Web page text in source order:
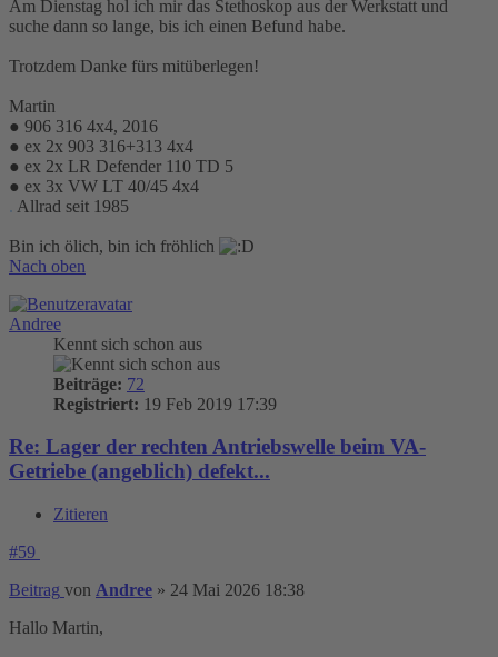
Am Dienstag hol ich mir das Stethoskop aus der Werkstatt und
suche dann so lange, bis ich einen Befund habe.
Trotzdem Danke fürs mitüberlegen!
Martin
● 906 316 4x4, 2016
● ex 2x 903 316+313 4x4
● ex 2x LR Defender 110 TD 5
● ex 3x VW LT 40/45 4x4
. Allrad seit 1985
Bin ich ölich, bin ich fröhlich
Nach oben
Andree
Kennt sich schon aus
Beiträge: 72
Registriert: 19 Feb 2019 17:39
Re: Lager der rechten Antriebswelle beim VA-
Getriebe (angeblich) defekt...
Zitieren
#59
Beitrag von Andree » 24 Mai 2026 18:38
Hallo Martin,